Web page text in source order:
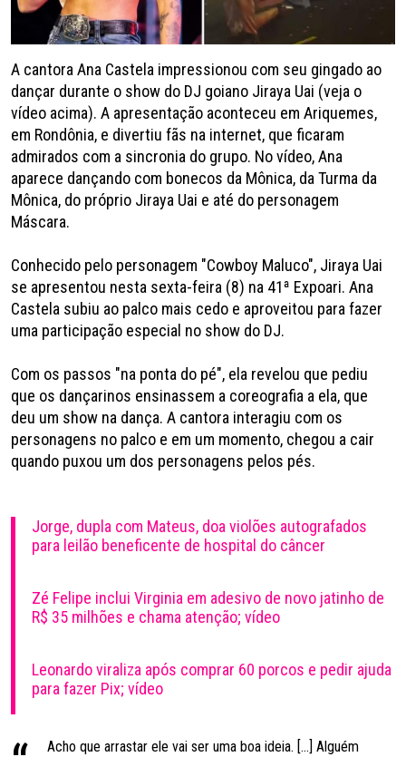
A cantora Ana Castela impressionou com seu gingado ao
dançar durante o show do DJ goiano Jiraya Uai (veja o
vídeo acima). A apresentação aconteceu em Ariquemes,
em Rondônia, e divertiu fãs na internet, que ficaram
admirados com a sincronia do grupo. No vídeo, Ana
aparece dançando com bonecos da Mônica, da Turma da
Mônica, do próprio Jiraya Uai e até do personagem
Máscara.
Conhecido pelo personagem "Cowboy Maluco", Jiraya Uai
se apresentou nesta sexta-feira (8) na 41ª Expoari. Ana
Castela subiu ao palco mais cedo e aproveitou para fazer
uma participação especial no show do DJ.
Com os passos "na ponta do pé", ela revelou que pediu
que os dançarinos ensinassem a coreografia a ela, que
deu um show na dança. A cantora interagiu com os
personagens no palco e em um momento, chegou a cair
quando puxou um dos personagens pelos pés.
Jorge, dupla com Mateus, doa violões autografados
para leilão beneficente de hospital do câncer
Zé Felipe inclui Virginia em adesivo de novo jatinho de
R$ 35 milhões e chama atenção; vídeo
Leonardo viraliza após comprar 60 porcos e pedir ajuda
para fazer Pix; vídeo
Acho que arrastar ele vai ser uma boa ideia. [...] Alguém